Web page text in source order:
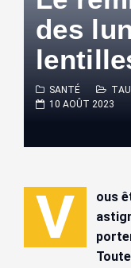
des
SANTÉ
10 AOÛT 2023
V
ous